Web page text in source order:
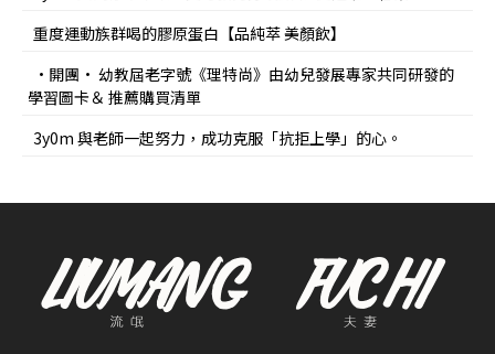
重度運動族群喝的膠原蛋白【品純萃 美顏飲】
•開團• 幼教屆老字號《理特尚》由幼兒發展專家共同研發的
學習圖卡＆ 推薦購買清單
3y0m 與老師一起努力，成功克服「抗拒上學」的心。